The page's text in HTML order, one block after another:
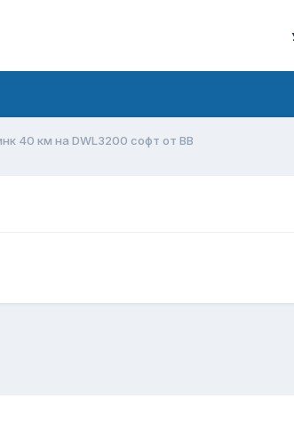
40 км на DWL3200 cофт от BB